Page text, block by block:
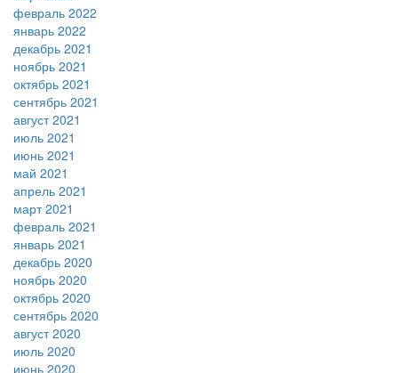
февраль 2022
январь 2022
декабрь 2021
ноябрь 2021
октябрь 2021
сентябрь 2021
август 2021
июль 2021
июнь 2021
май 2021
апрель 2021
март 2021
февраль 2021
январь 2021
декабрь 2020
ноябрь 2020
октябрь 2020
сентябрь 2020
август 2020
июль 2020
июнь 2020